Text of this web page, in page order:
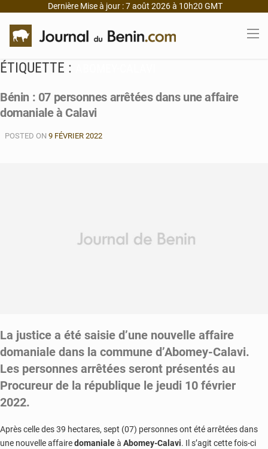
Dernière Mise à jour : 7 août 2026 à 10h20 GMT
ÉTIQUETTE :
Bénin : 07 personnes arrêtées dans une affaire
domaniale à Calavi
POSTED ON 9 FÉVRIER 2022
La justice a été saisie d’une nouvelle affaire
domaniale dans la commune d’Abomey-Calavi.
Les personnes arrêtées seront présentés au
Procureur de la république le jeudi 10 février
2022.
Après celle des 39 hectares, sept (07) personnes ont été arrêtées dans
une nouvelle affairedomanialeà Abomey-Calavi. Il s’agit cette fois-ci